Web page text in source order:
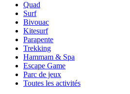
Quad
Surf
Bivouac
Kitesurf
Parapente
Trekking
Hammam & Spa
Escape Game
Parc de jeux
Toutes les activités